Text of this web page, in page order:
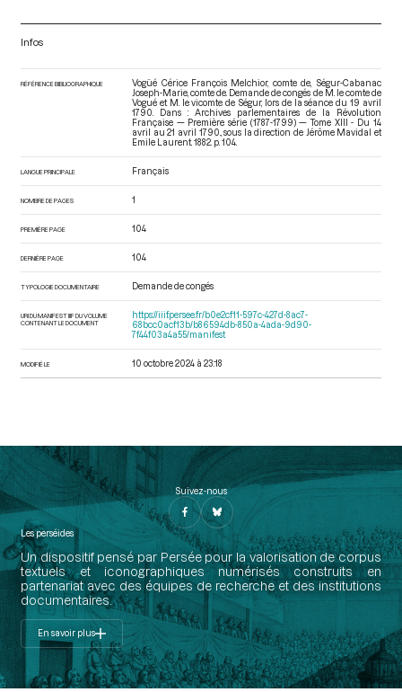
Infos
RÉFÉRENCE BIBLIOGRAPHIQUE
Vogüé Cérice François Melchior, comte de, Ségur-Cabanac
Joseph-Marie, comte de. Demande de congés de M. le comte de
Vogué et M. le vicomte de Ségur, lors de la séance du 19 avril
1790. Dans : Archives parlementaires de la Révolution
Française — Première série (1787-1799) — Tome XIII - Du 14
avril au 21 avril 1790. , sous la direction de Jérôme Mavidal et
Emile Laurent. 1882. p. 104.
LANGUE PRINCIPALE Français
NOMBRE DE PAGES 1
PREMIÈRE PAGE 104
DERNIÈRE PAGE 104
TYPOLOGIE DOCUMENTAIRE Demande de congés
URI DU MANIFEST IIIF DU VOLUME
CONTENANT LE DOCUMENT
https://iiif.persee.fr/b0e2cf11-597c-427d-8ac7-
68bcc0acf13b/b86594db-850a-4ada-9d90-
7f44f03a4a55/manifest
MODIFIÉ LE 10 octobre 2024 à 23:18
Suivez-nous
Les perséides
Un dispositif pensé par Persée pour la valorisation de corpus
textuels et iconographiques numérisés construits en
partenariat avec des équipes de recherche et des institutions
documentaires.
En savoir plus